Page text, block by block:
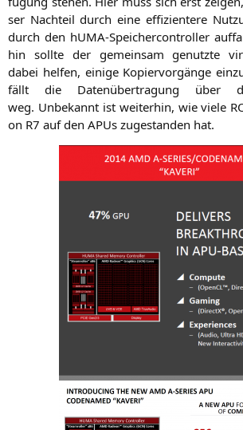
ser Nach­teil durch eine effi­zi­en­te­re
durch den hUMA-Spei­cher­con­trol­ler
hin soll­te der gemein­sam genutz­te
dabei hel­fen, eini­ge Kopier­vor­gän­ge
fällt die Daten­über­tra­gung über
weg. Unbe­kannt ist wei­ter­hin, wie vie­le
on R7 auf den APUs zuge­stan­den hat.